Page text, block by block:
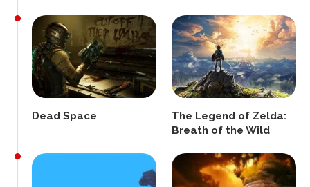
Dead Space
The Legend of Zelda:
Breath of the Wild